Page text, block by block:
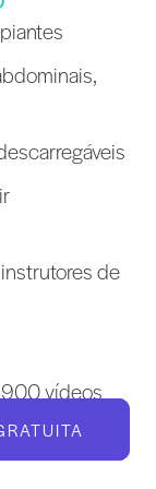
de
900 vídeos